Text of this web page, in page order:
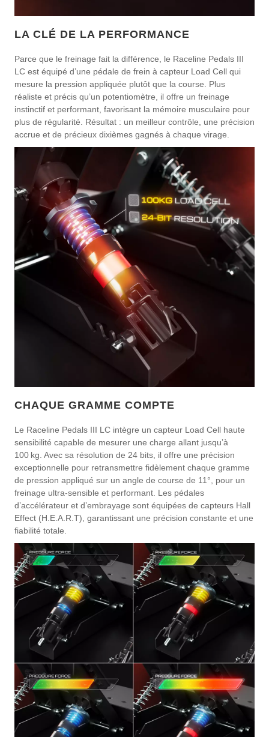
LA CLÉ DE LA PERFORMANCE
Parce que le freinage fait la différence, le Raceline Pedals III
LC est équipé d’une pédale de frein à capteur Load Cell qui
mesure la pression appliquée plutôt que la course. Plus
réaliste et précis qu’un potentiomètre, il offre un freinage
instinctif et performant, favorisant la mémoire musculaire pour
plus de régularité. Résultat : un meilleur contrôle, une précision
accrue et de précieux dixièmes gagnés à chaque virage.
CHAQUE GRAMME COMPTE
Le Raceline Pedals III LC intègre un capteur Load Cell haute
sensibilité capable de mesurer une charge allant jusqu’à
100 kg. Avec sa résolution de 24 bits, il offre une précision
exceptionnelle pour retransmettre fidèlement chaque gramme
de pression appliqué sur un angle de course de 11°, pour un
freinage ultra-sensible et performant. Les pédales
d’accélérateur et d’embrayage sont équipées de capteurs Hall
Effect (H.E.A.R.T), garantissant une précision constante et une
fiabilité totale.